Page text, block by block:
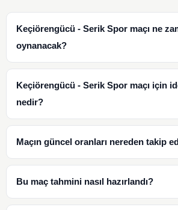
Keçiörengücü - Serik Spor maçı ne
oynanacak?
Keçiörengücü - Serik Spor maçı için
nedir?
Maçın güncel oranları nereden takip
Bu maç tahmini nasıl hazırlandı?